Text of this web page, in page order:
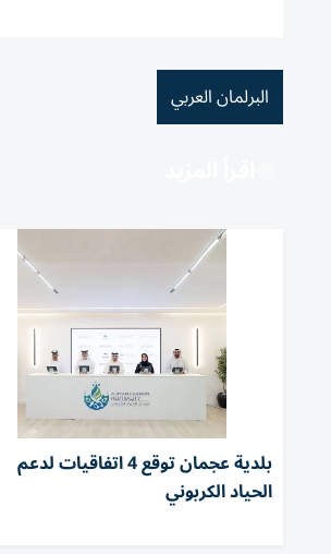
البرلمان العربي
بلدية عجمان توقع 4 اتفاقيات لدعم
الحياد الكربوني